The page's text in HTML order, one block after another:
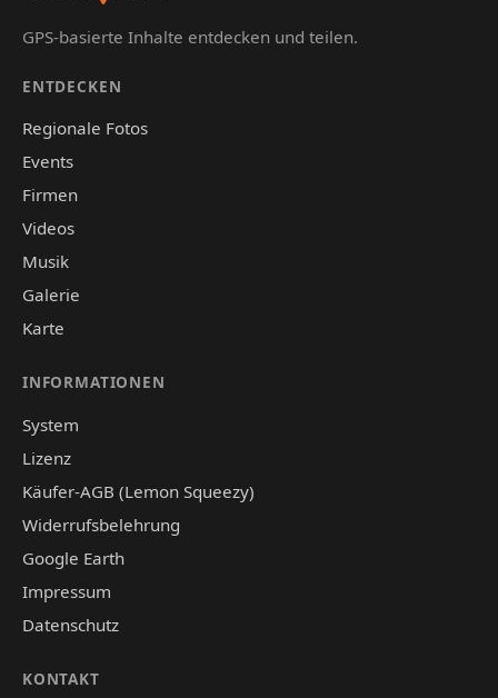
GPS-basierte Inhalte entdecken und teilen.
ENTDECKEN
Regionale Fotos
Events
Firmen
Videos
Musik
Galerie
Karte
INFORMATIONEN
System
Lizenz
Käufer-AGB (Lemon Squeezy)
Widerrufsbelehrung
Google Earth
Impressum
Datenschutz
KONTAKT